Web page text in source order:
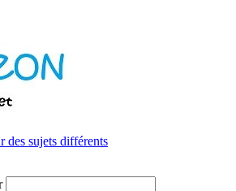
des sujets différents